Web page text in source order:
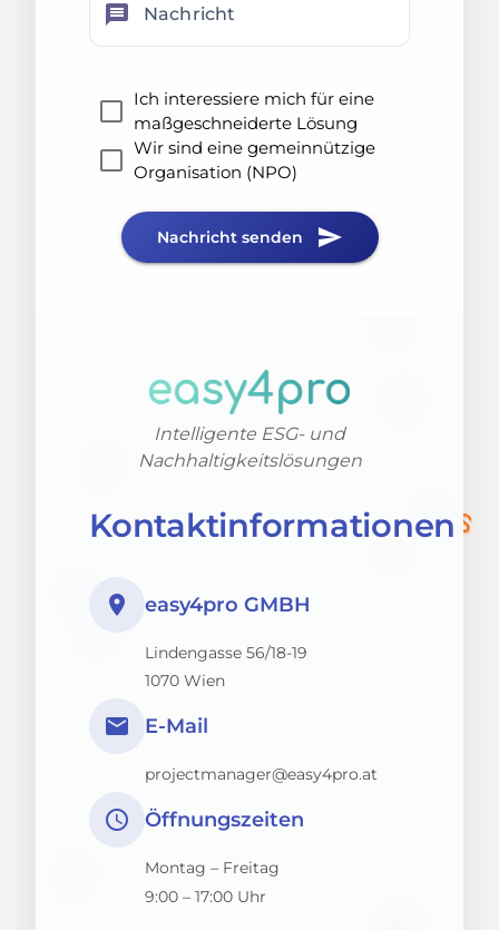
message Nachricht
Ich interessiere mich für eine
maßgeschneiderte Lösung
Wir sind eine gemeinnützige
Organisation (NPO)
Nachricht senden send
Intelligente ESG- und
Nachhaltigkeitslösungen
Kontaktinformationen
place easy4pro GMBH
Lindengasse 56/18-19
1070 Wien
email E-Mail
projectmanager@easy4pro.at
schedule Öffnungszeiten
Montag – Freitag
9:00 – 17:00 Uhr